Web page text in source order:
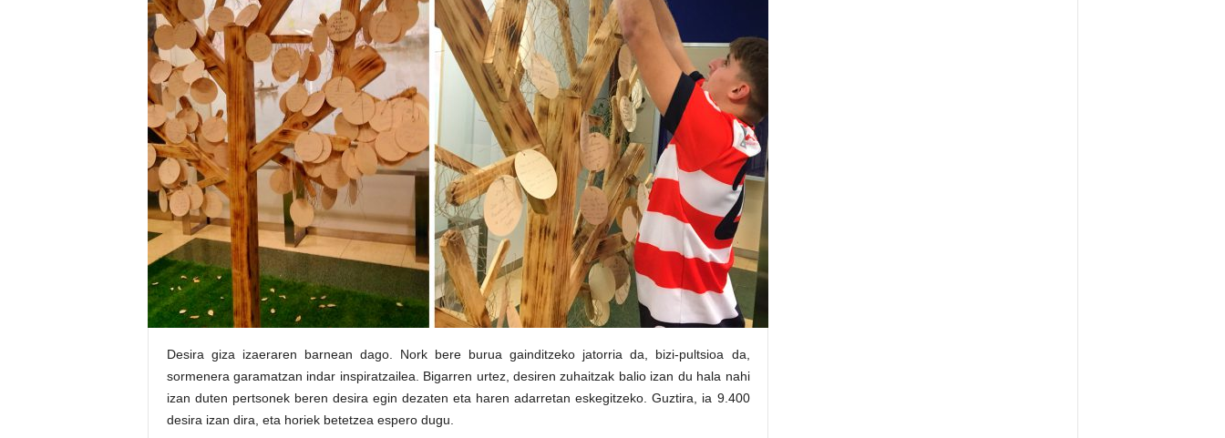
R
R
C
R
U
C
E
S
Desira giza izaeraren barnean dago. Nork bere burua gainditzeko jatorria da, bizi-pultsioa da,
sormenera garamatzan indar inspiratzailea. Bigarren urtez, desiren zuhaitzak balio izan du hala nahi
izan duten pertsonek beren desira egin dezaten eta haren adarretan eskegitzeko. Guztira, ia 9.400
desira izan dira, eta horiek betetzea espero dugu.